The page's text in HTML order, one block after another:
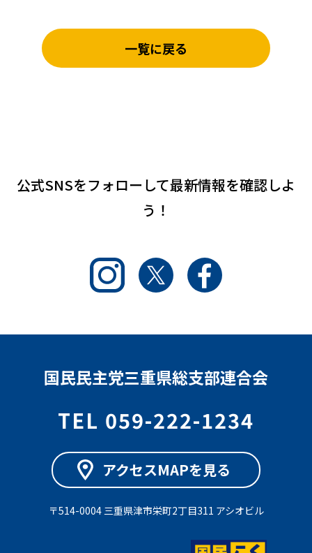
一覧に戻る
公式SNSをフォローして最新情報を確認しよ
う！
Instagram Twitter
国民民主党三重県総支部連合会
TEL 059-222-1234
アクセスMAPを見る
〒514-0004 三重県津市栄町2丁目311 アシオビル